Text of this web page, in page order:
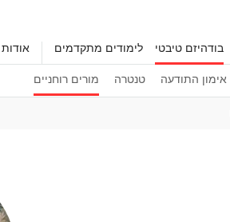
בודהיזם טיבטי
אימון התודעה טנטרה מורים רוחניים
לימודים מתקדמים אודות